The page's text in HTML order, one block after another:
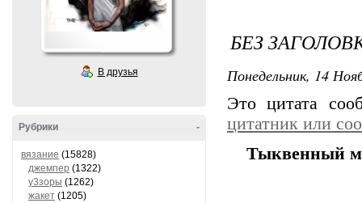
В друзья
-
Рубрики
вязание (15828)
джемпер (1322)
у3зоры (1262)
жакет (1205)
БЕЗ
Понедельник, 14
Это цитата
цитатник или
Тыквенный